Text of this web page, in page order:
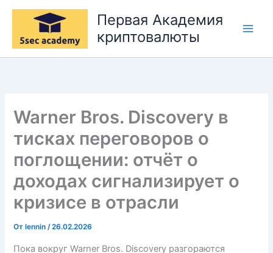
Перейти
содержимому
Первая Академия
криптовалюты
Warner Bros. Discovery в
тисках переговоров о
поглощении: отчёт о
доходах сигнализирует о
кризисе в отрасли
От lennin/26.02.2026
Пока вокруг Warner Bros. Discovery разгораются